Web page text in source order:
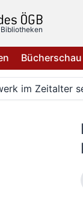
Bücherschau
im Zeitalter